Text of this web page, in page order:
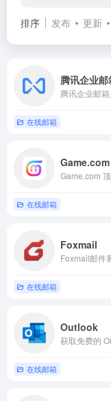
排序 发布 更新
腾讯企业邮
在线邮箱
Game.com
在线邮箱
Foxmail
在线邮箱
Outlook
在线邮箱